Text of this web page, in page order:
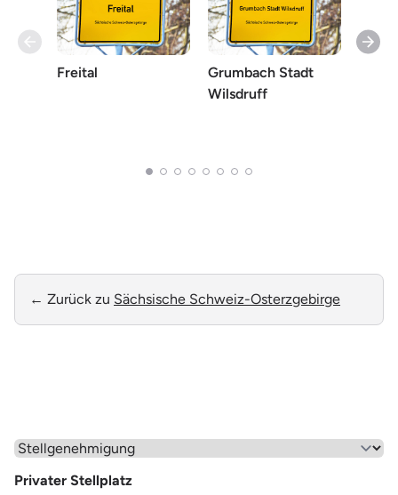
Freital
Grumbach Stadt
Wilsdruff
← Zurück zu Sächsische Schweiz-Osterzgebirge
Wähle einen Menüpunkt aus
Privater Stellplatz